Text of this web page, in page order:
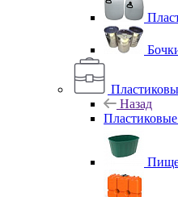
Назад